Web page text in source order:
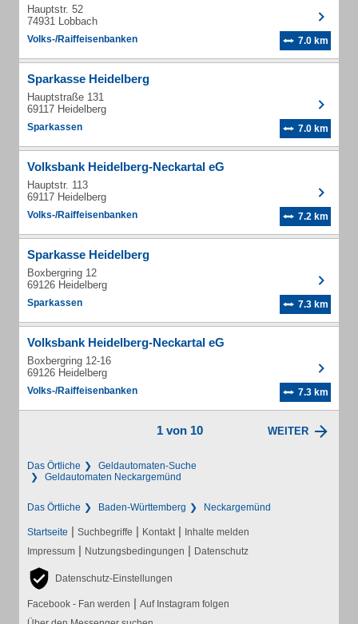
Hauptstr. 52
74931 Lobbach
Volks-/Raiffeisenbanken 7.0 km
Sparkasse Heidelberg
Hauptstraße 131
69117 Heidelberg
Sparkassen 7.0 km
Volksbank Heidelberg-Neckartal eG
Hauptstr. 113
69117 Heidelberg
Volks-/Raiffeisenbanken 7.2 km
Sparkasse Heidelberg
Boxbergring 12
69126 Heidelberg
Sparkassen 7.3 km
Volksbank Heidelberg-Neckartal eG
Boxbergring 12-16
69126 Heidelberg
Volks-/Raiffeisenbanken 7.3 km
1 von 10 WEITER
Das Örtliche
Geldautomaten-Suche
Geldautomaten Neckargemünd
Das Örtliche Baden-Württemberg Neckargemünd
Startseite | Suchbegriffe | Kontakt | Inhalte melden
Impressum | Nutzungsbedingungen | Datenschutz
Datenschutz-Einstellungen
Facebook - Fan werden | Auf Instagram folgen